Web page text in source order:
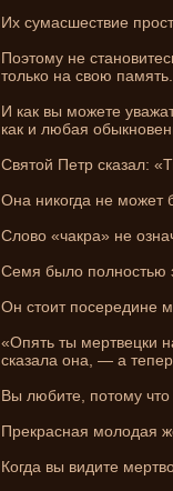
Их сумасшествие
Поэтому не
только на свою память.
И как вы можете
как и любая
Святой Петр сказал:
Она ни­когда не может
Слово «чакра» не
Семя было полностью
Он стоит посередине
«Опять ты мертвецки
сказала она, — а
Вы любите, потому
Прекрасная молодая
Когда вы видите